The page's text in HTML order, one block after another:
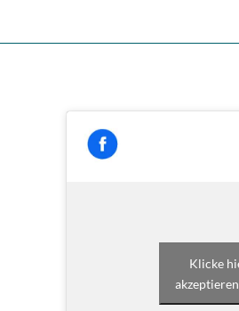
Klicke